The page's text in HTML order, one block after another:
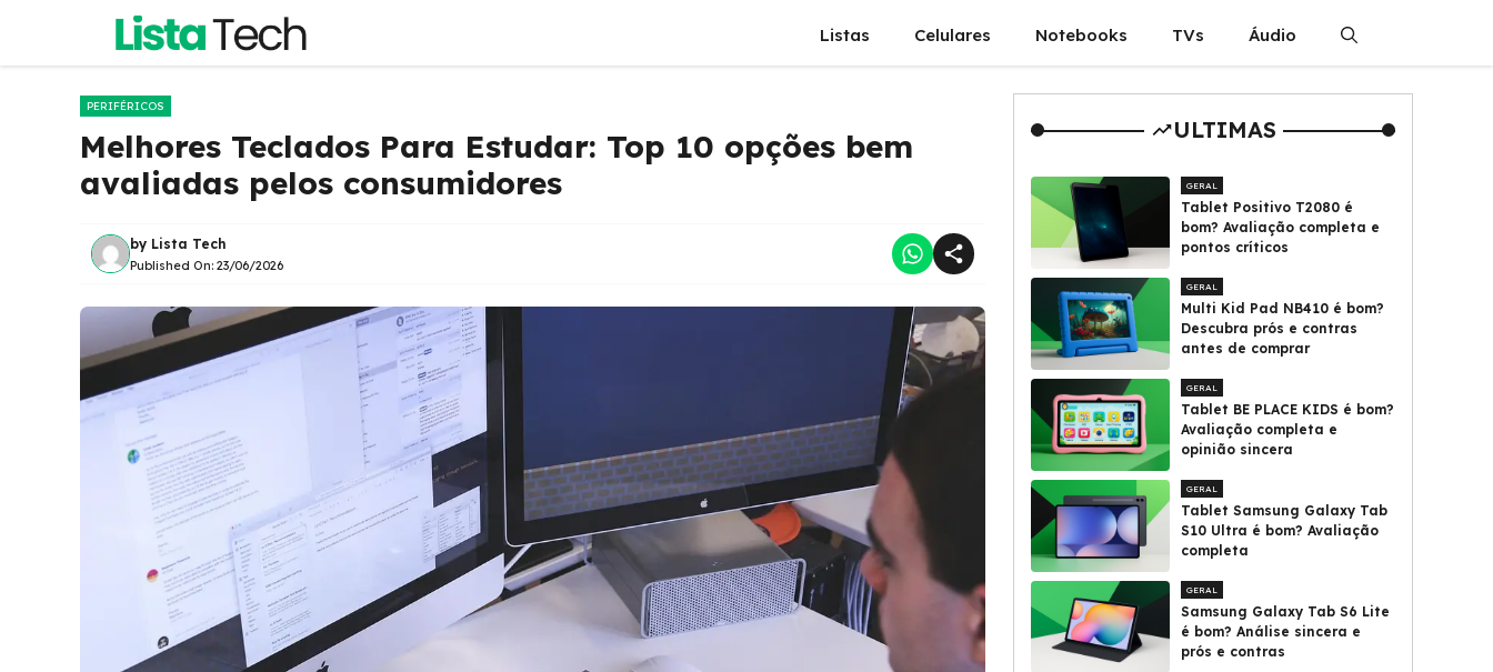
o
Listas Celulares Notebooks TVs Áudio
PERIFÉRICOS
Melhores Teclados Para Estudar: Top 10 opções bem
avaliadas pelos consumidores
by Lista Tech
Published On: 23/06/2026
ULTIMAS
GERAL
Tablet Positivo T2080 é
bom? Avaliação completa e
pontos críticos
GERAL
Multi Kid Pad NB410 é bom?
Descubra prós e contras
antes de comprar
GERAL
Tablet BE PLACE KIDS é bom?
Avaliação completa e
opinião sincera
GERAL
Tablet Samsung Galaxy Tab
S10 Ultra é bom? Avaliação
completa
GERAL
Samsung Galaxy Tab S6 Lite
é bom? Análise sincera e
prós e contras